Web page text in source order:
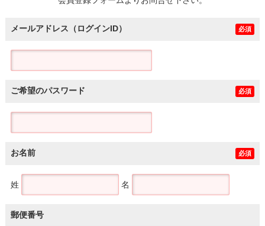
メールアドレス（ログインID） 必須
ご希望のパスワード 必須
お名前 必須
姓 名
郵便番号